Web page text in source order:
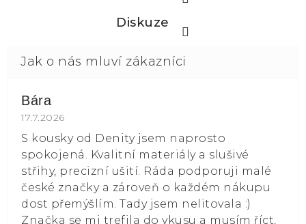
Diskuze
Bára
Hodnocení obchodu je 5 z 5 hvězdiček.
17.7.2026
S kousky od Denity jsem naprosto
spokojená. Kvalitní materiály a slušivé
střihy, precizní ušití. Ráda podporuji malé
české značky a zároveň o každém nákupu
dost přemýšlím. Tady jsem nelitovala :)
Značka se mi trefila do vkusu a musím říct,